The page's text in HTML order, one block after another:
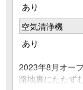
あり
空気清浄機
あり
2023年8月オー
路地裏にたたず